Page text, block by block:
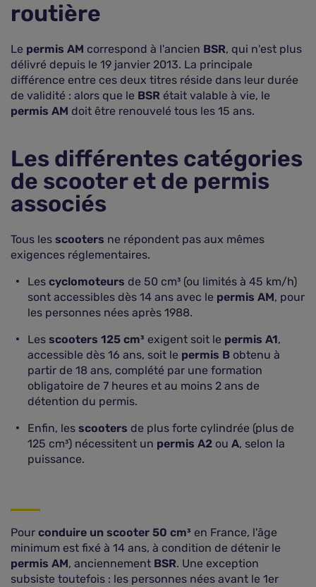
routière
Le permis AM correspond à l'ancien BSR, qui n'est plus
délivré depuis le 19 janvier 2013. La principale
différence entre ces deux titres réside dans leur durée
de validité : alors que le BSR était valable à vie, le
permis AM doit être renouvelé tous les 15 ans.
Les différentes catégories
de scooter et de permis
associés
Tous les scooters ne répondent pas aux mêmes
exigences réglementaires.
Les cyclomoteurs de 50 cm³ (ou limités à 45 km/h)
sont accessibles dès 14 ans avec le permis AM, pour
les personnes nées après 1988.
Les scooters 125 cm³ exigent soit le permis A1,
accessible dès 16 ans, soit le permis B obtenu à
partir de 18 ans, complété par une formation
obligatoire de 7 heures et au moins 2 ans de
détention du permis.
Enfin, les scooters de plus forte cylindrée (plus de
125 cm³) nécessitent un permis A2 ou A, selon la
puissance.
Pour conduire un scooter 50 cm³ en France, l'âge
minimum est fixé à 14 ans, à condition de détenir le
permis AM, anciennement BSR. Une exception
subsiste toutefois : les personnes nées avant le 1er